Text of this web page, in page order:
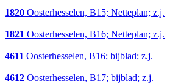
1820 Oosterhesselen, B15; Netteplan; z.j.
1821 Oosterhesselen, B16; Netteplan; z.j.
4611 Oosterhesselen, B16; bijblad; z.j.
4612 Oosterhesselen, B17; bijblad; z.j.